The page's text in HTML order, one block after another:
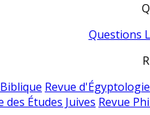
Q
Questions
R
Revue d'Égyptologie
des Études Juives Revue